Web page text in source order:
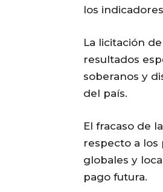
los
La licitación
resultados
soberanos y
del país.
El fracaso de
respecto a
globales y
pago futura.